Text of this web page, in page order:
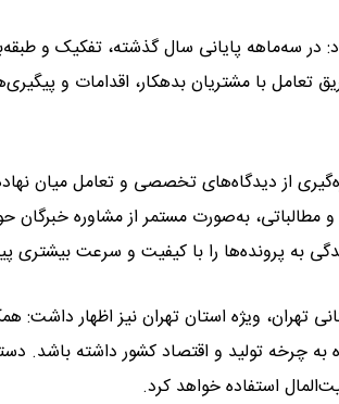
در سه‌ماهه پایانی سال گذشته، تفکیک و
با مشتریان بدهکار، اقدامات و
از دیدگاه‌های تخصصی و تعامل میان
به‌صورت مستمر از مشاوره خبرگان
به پرونده‌ها را با کیفیت و سرعت بیشتری
تهران، ویژه استان تهران نیز اظهار داشت:
چرخه تولید و اقتصاد کشور داشته باشد.
استفاده خواهد کرد.